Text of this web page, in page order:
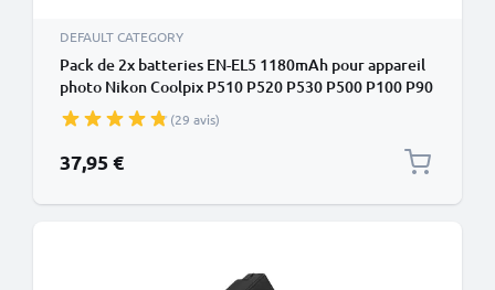
DEFAULT CATEGORY
Pack de 2x batteries EN-EL5 1180mAh pour appareil
photo Nikon Coolpix P510 P520 P530 P500 P100 P90
P80 P6000 P51000 P4 P3 CoolPix S10 3700 7900
5900 - Avec chargeur MH-61 et câble d'alimentation
(29 avis)
37,95 €